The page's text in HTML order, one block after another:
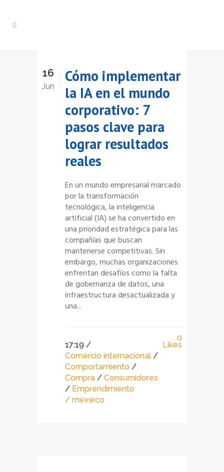
16
Jun
Cómo implementar
la IA en el mundo
corporativo: 7
pasos clave para
lograr resultados
reales
En un mundo empresarial marcado
por la transformación
tecnológica, la inteligencia
artificial (IA) se ha convertido en
una prioridad estratégica para las
compañías que buscan
mantenerse competitivas. Sin
embargo, muchas organizaciones
enfrentan desafíos como la falta
de gobernanza de datos, una
infraestructura desactualizada y
una...
17:19 /
Comercio internacional /
Comportamiento /
Compra / Consumidores
/ Emprendimiento
/ mexwco
0
Likes